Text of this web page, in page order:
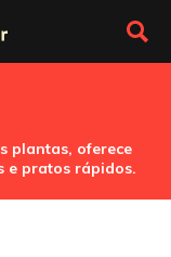
plantas, oferece
e pratos rápidos.